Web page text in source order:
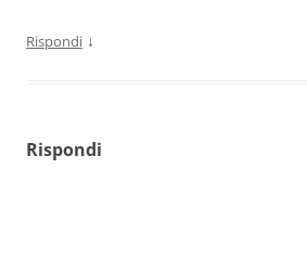
Rispondi ↓
Rispondi